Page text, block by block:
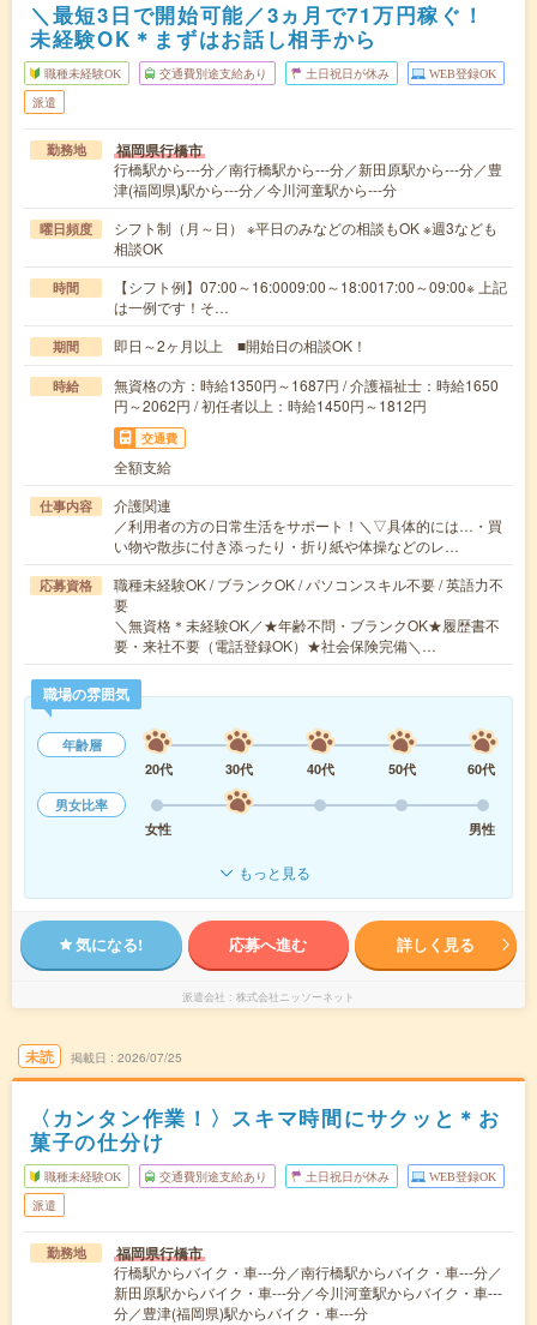
＼最短3日で開始可能／3ヵ月で71万円稼ぐ！
未経験OK＊まずはお話し相手から
職種未経験OK 交通費別途支給あり 土日祝日が休み WEB登録OK
派遣
勤務地 福岡県行橋市
行橋駅から---分／南行橋駅から---分／新田原駅から---分／豊
津(福岡県)駅から---分／今川河童駅から---分
曜日頻度
シフト制（月～日） ※平日のみなどの相談もOK ※週3なども
相談OK
時間
【シフト例】07:00～16:0009:00～18:0017:00～09:00※ 上記
は一例です！そ…
期間 即日～2ヶ月以上 ■開始日の相談OK！
時給
無資格の方：時給1350円～1687円 / 介護福祉士：時給1650
円～2062円 / 初任者以上：時給1450円～1812円
交通費
全額支給
仕事内容
介護関連
／利用者の方の日常生活をサポート！＼▽具体的には…・買
い物や散歩に付き添ったり・折り紙や体操などのレ…
応募資格
職種未経験OK / ブランクOK / パソコンスキル不要 / 英語力不
要
＼無資格＊未経験OK／★年齢不問・ブランクOK★履歴書不
要・来社不要（電話登録OK）★社会保険完備＼…
職場の雰囲気
年齢層
20代
30代 40代 50代
60代
男女比率
女性
男性
もっと見る
気になる! 応募へ進む 詳しく見る
派遣会社 株式会社ニッソーネット
未読 掲載日 2026/07/25
〈カンタン作業！〉スキマ時間にサクッと＊お
菓子の仕分け
職種未経験OK 交通費別途支給あり 土日祝日が休み WEB登録OK
派遣
勤務地 福岡県行橋市
行橋駅からバイク・車---分／南行橋駅からバイク・車---分／
新田原駅からバイク・車---分／今川河童駅からバイク・車---
分／豊津(福岡県)駅からバイク・車---分